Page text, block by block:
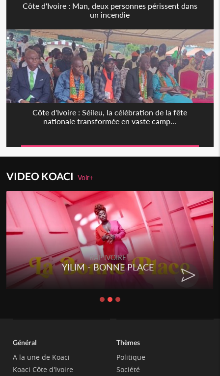
Côte d'Ivoire : Man, deux personnes périssent dans
un incendie
Côte d'Ivoire : Séileu, la célébration de la fête
nationale transformée en vaste camp...
VIDEO KOACIVoir+
RAP IVOIRE
YILIM - BONNE PLACE
Général
A la une de Koaci
Koaci Côte d'Ivoire
Thèmes
Politique
Société